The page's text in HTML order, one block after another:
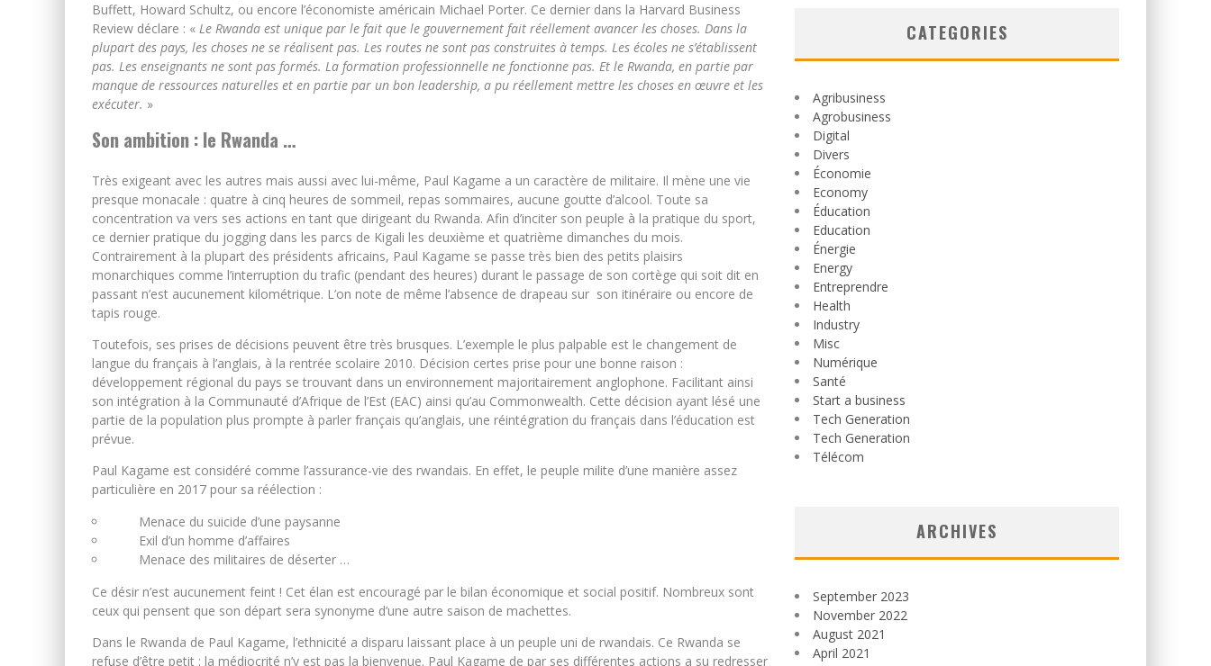
Buffett, Howard Schultz, ou encore l’économiste américain Michael Porter. Ce dernier dans la Harvard Business
Review déclare : « Le Rwanda est unique par le fait que le gouvernement fait réellement avancer les choses. Dans la
plupart des pays, les choses ne se réalisent pas. Les routes ne sont pas construites à temps. Les écoles ne s’établissent
pas. Les enseignants ne sont pas formés. La formation professionnelle ne fonctionne pas. Et le Rwanda, en partie par
manque de ressources naturelles et en partie par un bon leadership, a pu réellement mettre les choses en œuvre et les
exécuter. »
Son ambition : le Rwanda …
Très exigeant avec les autres mais aussi avec lui-même, Paul Kagame a un caractère de militaire. Il mène une vie
presque monacale : quatre à cinq heures de sommeil, repas sommaires, aucune goutte d’alcool. Toute sa
concentration va vers ses actions en tant que dirigeant du Rwanda. Afin d’inciter son peuple à la pratique du sport,
ce dernier pratique du jogging dans les parcs de Kigali les deuxième et quatrième dimanches du mois.
Contrairement à la plupart des présidents africains, Paul Kagame se passe très bien des petits plaisirs
monarchiques comme l’interruption du trafic (pendant des heures) durant le passage de son cortège qui soit dit en
passant n’est aucunement kilométrique. L’on note de même l’absence de drapeau sur son itinéraire ou encore de
tapis rouge.
Toutefois, ses prises de décisions peuvent être très brusques. L’exemple le plus palpable est le changement de
langue du français à l’anglais, à la rentrée scolaire 2010. Décision certes prise pour une bonne raison :
développement régional du pays se trouvant dans un environnement majoritairement anglophone. Facilitant ainsi
son intégration à la Communauté d’Afrique de l’Est (EAC) ainsi qu’au Commonwealth. Cette décision ayant lésé une
partie de la population plus prompte à parler français qu’anglais, une réintégration du français dans l’éducation est
prévue.
Paul Kagame est considéré comme l’assurance-vie des rwandais. En effet, le peuple milite d’une manière assez
particulière en 2017 pour sa réélection :
Menace du suicide d’une paysanne
Exil d’un homme d’affaires
Menace des militaires de déserter …
Ce désir n’est aucunement feint ! Cet élan est encouragé par le bilan économique et social positif. Nombreux sont
ceux qui pensent que son départ sera synonyme d’une autre saison de machettes.
Dans le Rwanda de Paul Kagame, l’ethnicité a disparu laissant place à un peuple uni de rwandais. Ce Rwanda se
refuse d’être petit : la médiocrité n’y est pas la bienvenue. Paul Kagame de par ses différentes actions a su redresser
CATEGORIES
Agribusiness
Agrobusiness
Digital
Divers
Économie
Economy
Éducation
Education
Énergie
Energy
Entreprendre
Health
Industry
Misc
Numérique
Santé
Start a business
Tech Generation
Tech Generation
Télécom
ARCHIVES
September 2023
November 2022
August 2021
April 2021